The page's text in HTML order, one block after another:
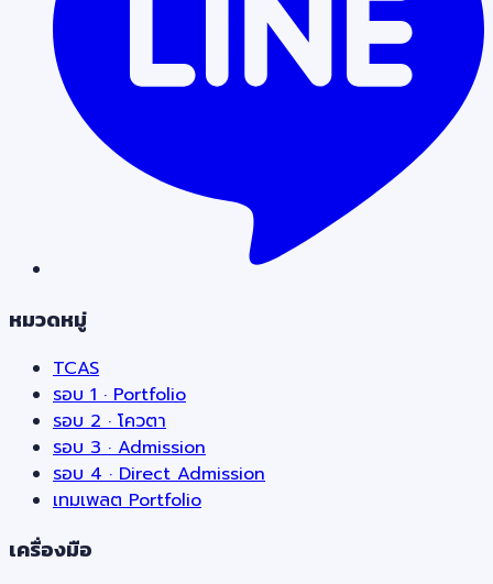
หมวดหมู่
TCAS
รอบ 1 · Portfolio
รอบ 2 · โควตา
รอบ 3 · Admission
รอบ 4 · Direct Admission
เทมเพลต Portfolio
เครื่องมือ